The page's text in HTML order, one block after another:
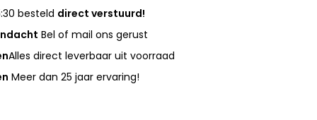
besteld direct verstuurd!
Bel of mail ons gerust
Alles direct leverbaar uit voorraad
Meer dan 25 jaar ervaring!